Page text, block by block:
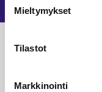
Mieltymykset
Tilastot
Markkinointi
Luetuimmat